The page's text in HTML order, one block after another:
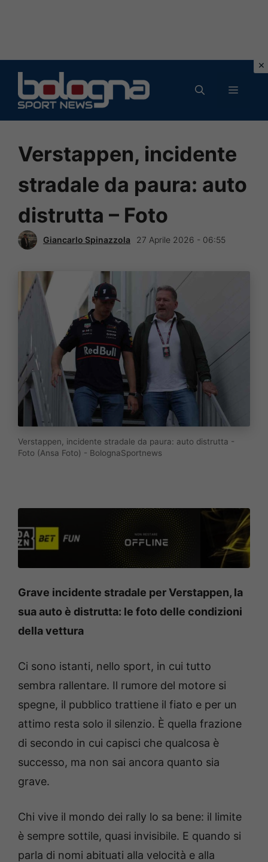
contenuto
MENU
Verstappen, incidente
stradale da paura: auto
distrutta – Foto
Giancarlo Spinazzola 27 Aprile 2026 - 06:55
Verstappen, incidente stradale da paura: auto distrutta -
Foto (Ansa Foto) - BolognaSportnews
Grave incidente stradale per Verstappen, la
sua auto è distrutta: le foto delle condizioni
della vettura
Ci sono istanti, nello sport, in cui tutto
sembra rallentare. Il rumore del motore si
spegne, il pubblico trattiene il fiato e per un
attimo resta solo il silenzio. È quella frazione
di secondo in cui capisci che qualcosa è
successo, ma non sai ancora quanto sia
grave.
Chi vive il mondo dei rally lo sa bene: il limite
è sempre sottile, quasi invisibile. E quando si
parla di nomi abituati alla velocità e alla